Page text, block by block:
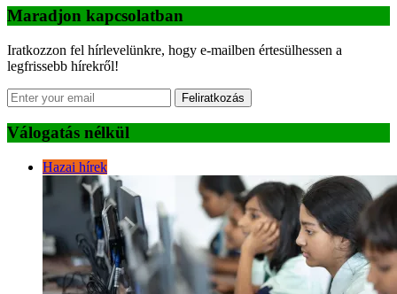
Maradjon kapcsolatban
Iratkozzon fel hírlevelünkre, hogy e-mailben értesülhessen a
legfrissebb hírekről!
Feliratkozás
Válogatás nélkül
Hazai hírek